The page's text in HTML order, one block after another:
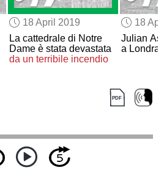
18 April 2019
La cattedrale di Notre
Dame è stata devastata
da un terribile incendio
18
Julian
a Londra